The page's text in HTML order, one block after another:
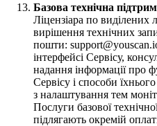
Базова технічна
Ліцензіара по виділених
вирішення технічних
пошти:
інтерфейсі Сервісу,
надання інформації про
Сервісу і способи
з налаштування тем
Послуги базової
підлягають окремій